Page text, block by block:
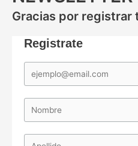
Gracias por registrar
Registrate